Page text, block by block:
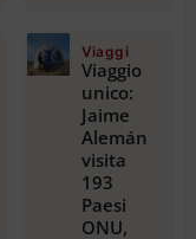
Viaggi
Viaggio
unico:
Jaime
Alemán
visita
193
Paesi
ONU,